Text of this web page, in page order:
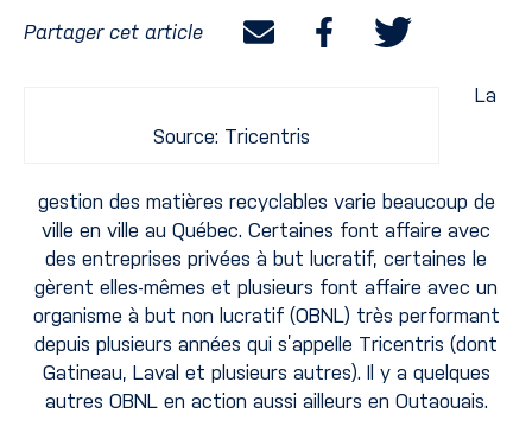
Partager cet article
Source: Tricentris
La
gestion des matières recyclables varie beaucoup de
ville en ville au Québec. Certaines font affaire avec
des entreprises privées à but lucratif, certaines le
gèrent elles-mêmes et plusieurs font affaire avec un
organisme à but non lucratif (OBNL) très performant
depuis plusieurs années qui s’appelle Tricentris (dont
Gatineau, Laval et plusieurs autres). Il y a quelques
autres OBNL en action aussi ailleurs en Outaouais.